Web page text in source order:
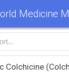
Medicine
Colchicine